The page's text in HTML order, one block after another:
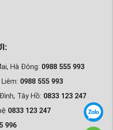
Hà Đông: 0988 555 993
0988 555 993
Tây Hồ: 0833 123 247
0833 123 247
996